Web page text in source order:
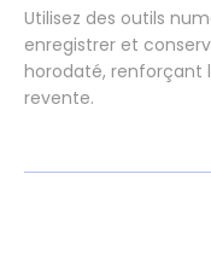
Utilisez des outils
enregistrer et
horodaté, renforçant
revente.